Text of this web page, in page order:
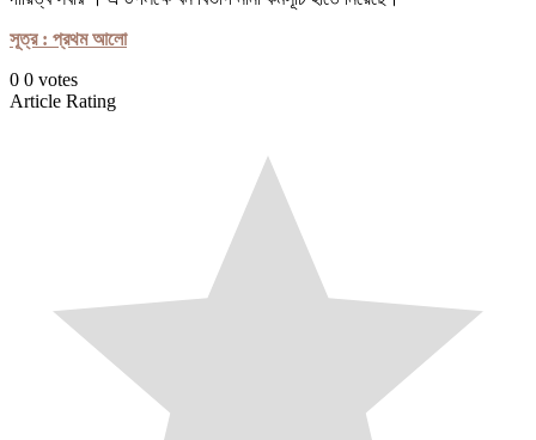
সূত্র : প্রথম আলো
0 0 votes
Article Rating